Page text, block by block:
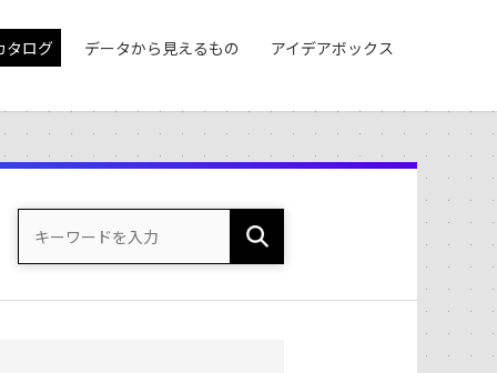
タログ データから見えるもの アイデアボックス